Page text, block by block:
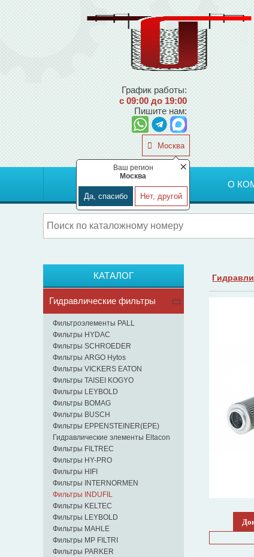
График работы:
с 09:00 до 19:00
Пишите нам:
Москва
×
Ваш регион
Москва
Да, спасибо Нет, другой
ГЛАВНАЯ О
КАТАЛОГ
Гидравлические фильтры
Фильтроэлементы PALL
Фильтры HYDAC
Фильтры SCHROEDER
Фильтры ARGO Hytos
Фильтры VICKERS EATON
Фильтры TAISEI KOGYO
Фильтры LEYBOLD
Фильтры BOMAG
Фильтры BUSCH
Фильтры EPPENSTEINER(EPE)
Гидравлические элементы Eltacon
Фильтры FILTREC
Фильтры HY-PRO
Фильтры HIFI
Фильтры INTERNORMEN
Фильтры INDUFIL
Фильтры KELTEC
Фильтры LEYBOLD
Фильтры MAHLE
Фильтры MP FILTRI
Фильтры PARKER